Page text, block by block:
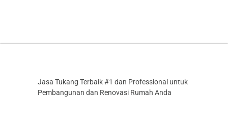
Jasa Tukang Terbaik #1 dan Professional untuk
Pembangunan dan Renovasi Rumah Anda